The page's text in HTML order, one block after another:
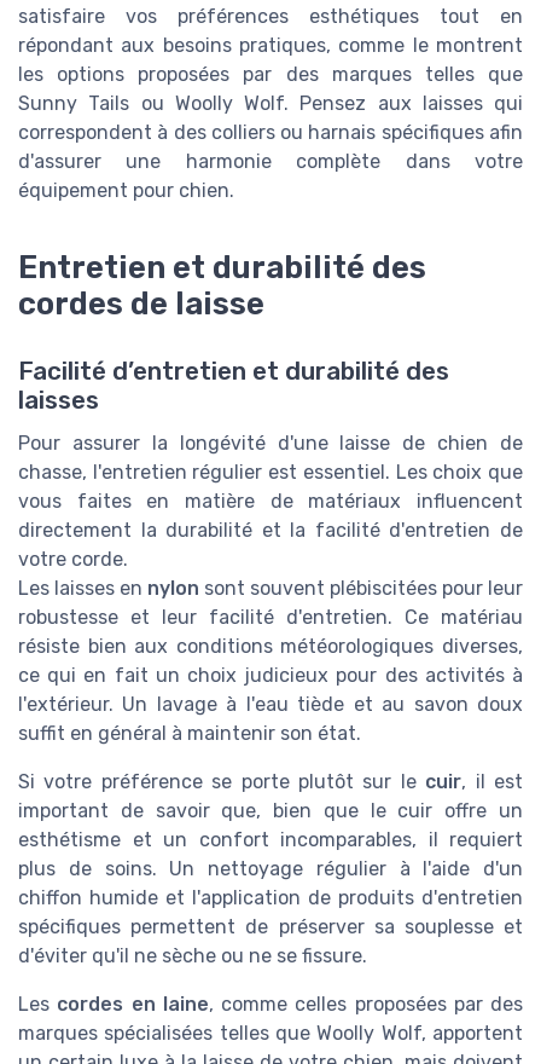
satisfaire vos préférences esthétiques tout en
répondant aux besoins pratiques, comme le montrent
les options proposées par des marques telles que
Sunny Tails ou Woolly Wolf. Pensez aux laisses qui
correspondent à des colliers ou harnais spécifiques afin
d'assurer une harmonie complète dans votre
équipement pour chien.
Entretien et durabilité des
cordes de laisse
Facilité d’entretien et durabilité des
laisses
Pour assurer la longévité d'une laisse de chien de
chasse, l'entretien régulier est essentiel. Les choix que
vous faites en matière de matériaux influencent
directement la durabilité et la facilité d'entretien de
votre corde.
Les laisses en nylon sont souvent plébiscitées pour leur
robustesse et leur facilité d'entretien. Ce matériau
résiste bien aux conditions météorologiques diverses,
ce qui en fait un choix judicieux pour des activités à
l'extérieur. Un lavage à l'eau tiède et au savon doux
suffit en général à maintenir son état.
Si votre préférence se porte plutôt sur le cuir, il est
important de savoir que, bien que le cuir offre un
esthétisme et un confort incomparables, il requiert
plus de soins. Un nettoyage régulier à l'aide d'un
chiffon humide et l'application de produits d'entretien
spécifiques permettent de préserver sa souplesse et
d'éviter qu'il ne sèche ou ne se fissure.
Les cordes en laine, comme celles proposées par des
marques spécialisées telles que Woolly Wolf, apportent